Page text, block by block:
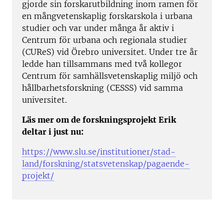
gjorde sin forskarutbildning inom ramen för
en mångvetenskaplig forskarskola i urbana
studier och var under många år aktiv i
Centrum för urbana och regionala studier
(CUReS) vid Örebro universitet. Under tre år
ledde han tillsammans med två kollegor
Centrum för samhällsvetenskaplig miljö och
hållbarhetsforskning (CESSS) vid samma
universitet.
Läs mer om de forskningsprojekt Erik
deltar i just nu:
https://www.slu.se/institutioner/stad-
land/forskning/statsvetenskap/pagaende-
projekt/